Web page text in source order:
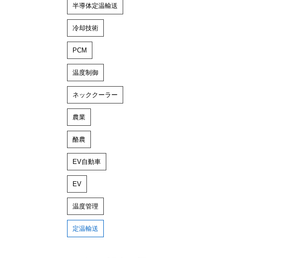
半導体定温輸送
冷却技術
PCM
温度制御
ネッククーラー
農業
酪農
EV自動車
EV
温度管理
定温輸送